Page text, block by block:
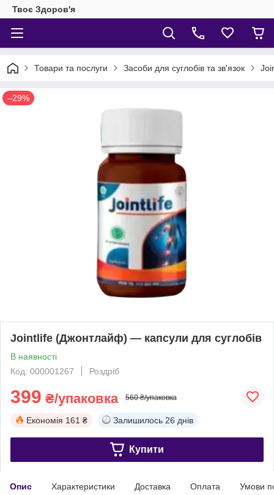
Твоє Здоров'я
Товари та послуги Засоби для суглобів та зв'язок
–29%
Jointlife (Джонтлайф) — капсули для суглобів
В наявності
Код: 000001267
Роздріб
399 ₴/упаковка 560 ₴/упаковка
Економія 161 ₴ Залишилось 26 днів
Купити
Опис Характеристики Доставка Оплата Умови